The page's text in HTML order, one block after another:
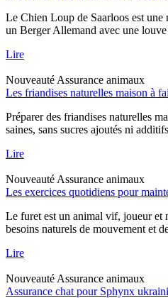
Le Chien Loup de Saarloos est une
un Berger Allemand avec une
Lire
Nouveauté Assurance animaux
Les friandises naturelles maison à
Préparer des friandises naturelles
saines, sans sucres ajoutés ni
Lire
Nouveauté Assurance animaux
Les exercices quotidiens pour
Le furet est un animal vif, joueur et
besoins naturels de mouvement et
Lire
Nouveauté Assurance animaux
Assurance chat pour Sphynx